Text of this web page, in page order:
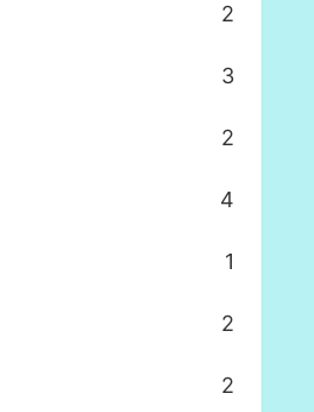
2
3
2
4
1
2
2